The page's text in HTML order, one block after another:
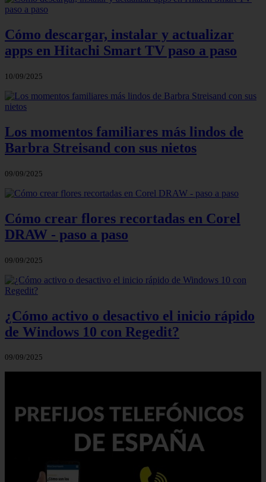
Cómo descargar, instalar y actualizar
apps en Hitachi Smart TV paso a paso
10/09/2025
Los momentos familiares más lindos de
Barbra Streisand con sus nietos
09/09/2025
Cómo crear flores recortadas en Corel
DRAW - paso a paso
09/09/2025
¿Cómo activo o desactivo el inicio rápido
de Windows 10 con Regedit?
09/09/2025